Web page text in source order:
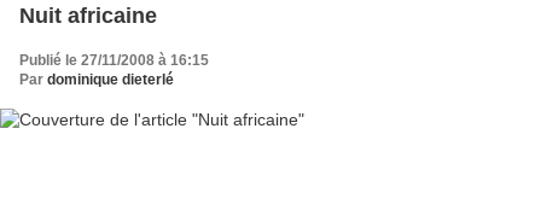
Nuit africaine
Publié le 27/11/2008 à 16:15
Par dominique dieterlé